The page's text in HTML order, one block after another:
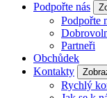
Podpořte nás
Podpořte
Partneři
Obchůdek
Kontakty
Rychlý